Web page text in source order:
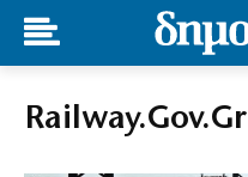
Railway.gov.gr